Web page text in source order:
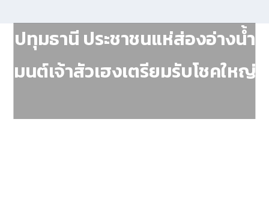
ปทุมธานี ประชาชนแห่ส่องอ่างน้ำ
มนต์เจ้าสัวเฮงเตรียมรับโชคใหญ่